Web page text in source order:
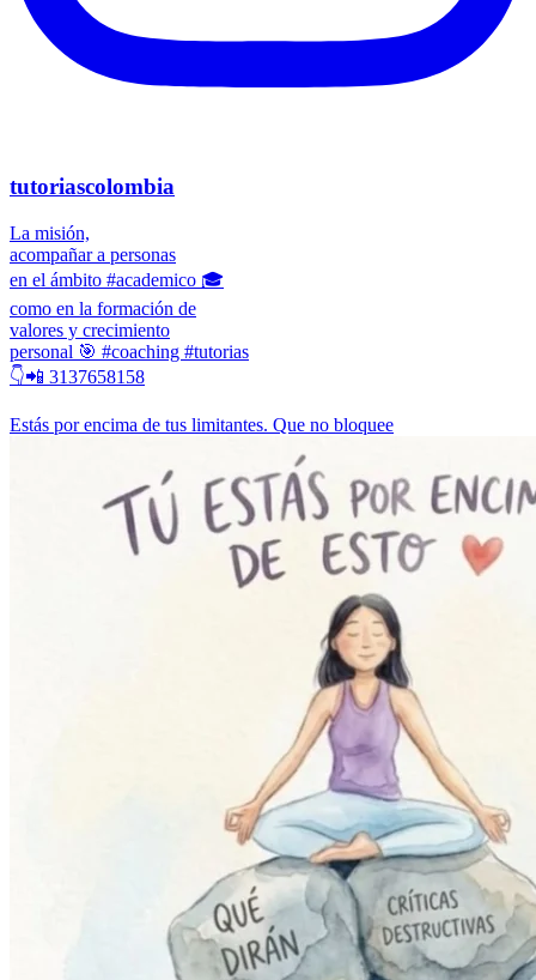
tutoriascolombia
La misión,
acompañar a personas
en el ámbito #academico 🎓
como en la formación de
valores y crecimiento
personal 🎯 #coaching #tutorias
👇📲 3137658158
Estás por encima de tus limitantes. Que no bloquee